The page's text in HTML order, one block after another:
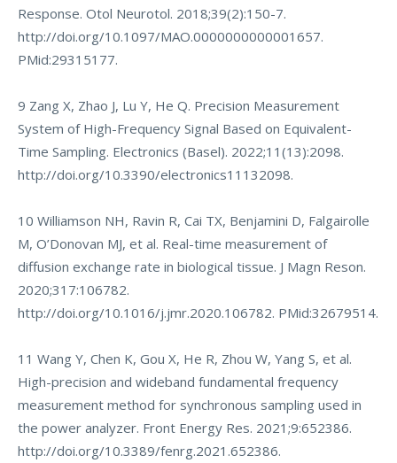
Response. Otol Neurotol. 2018;39(2):150-7.
http://doi.org/10.1097/MAO.0000000000001657.
PMid:29315177.
9 Zang X, Zhao J, Lu Y, He Q. Precision Measurement
System of High-Frequency Signal Based on Equivalent-
Time Sampling. Electronics (Basel). 2022;11(13):2098.
http://doi.org/10.3390/electronics11132098.
10 Williamson NH, Ravin R, Cai TX, Benjamini D, Falgairolle
M, O’Donovan MJ, et al. Real-time measurement of
diffusion exchange rate in biological tissue. J Magn Reson.
2020;317:106782.
http://doi.org/10.1016/j.jmr.2020.106782. PMid:32679514.
11 Wang Y, Chen K, Gou X, He R, Zhou W, Yang S, et al.
High-precision and wideband fundamental frequency
measurement method for synchronous sampling used in
the power analyzer. Front Energy Res. 2021;9:652386.
http://doi.org/10.3389/fenrg.2021.652386.